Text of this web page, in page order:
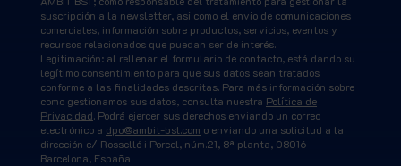
suscripción a la newsletter, así como el envío de comunicaciones
comerciales, información sobre productos, servicios, eventos y
recursos relacionados que puedan ser de interés.
Legitimación: al rellenar el formulario de contacto, está dando su
legítimo consentimiento para que sus datos sean tratados
conforme a las finalidades descritas. Para más información sobre
como gestionamos sus datos, consulta nuestra Política de
Privacidad. Podrá ejercer sus derechos enviando un correo
electrónico a dpo@ambit-bst.com o enviando una solicitud a la
dirección c/ Rosselló i Porcel, núm.21, 8ª planta, 08016 –
Barcelona, España.